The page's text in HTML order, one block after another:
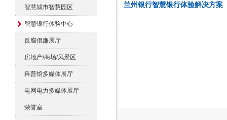
智慧城市智慧园区
智慧银行体验中心
反腐倡廉展厅
房地产/商场/风景区
科普馆多媒体展厅
电网电力多媒体展厅
荣誉室
兰州银行智慧银行体验解决方案